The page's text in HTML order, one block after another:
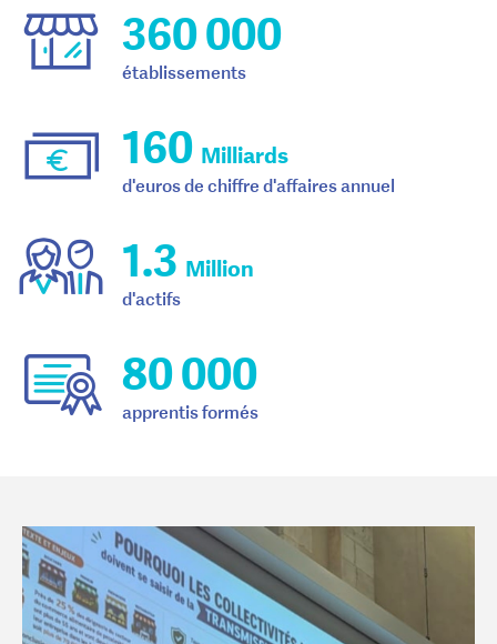
360 000
établissements
160 Milliards
d'euros de chiffre d'affaires annuel
1.3 Million
d'actifs
80 000
apprentis formés